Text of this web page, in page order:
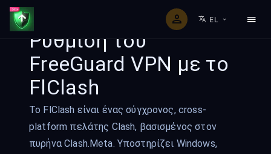
EL
Ρύθμιση του
FreeGuard VPN με το
FlClash
Το FlClash είναι ένας σύγχρονος, cross-
platform πελάτης Clash, βασισμένος στον
πυρήνα Clash.Meta. Υποστηρίζει Windows,